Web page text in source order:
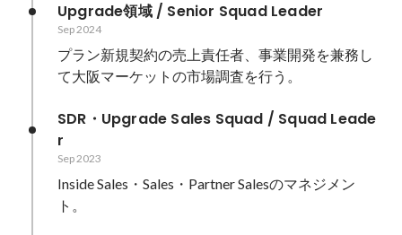
Upgrade領域 / Senior Squad Leader
Sep 2024
プラン新規契約の売上責任者、事業開発を兼務し
て大阪マーケットの市場調査を行う。
SDR・Upgrade Sales Squad / Squad Leade
r
Sep 2023
Inside Sales・Sales・Partner Salesのマネジメン
ト。